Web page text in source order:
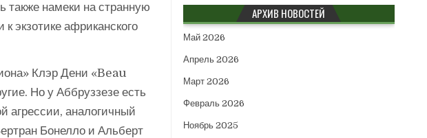
также намеки на странную
экзотике африканского
Клэр Дени «Beau
Но у Аббруззезе есть
агрессии, аналогичный
Бонелло и Альберт
АРХИВ НОВОСТЕЙ
Май 2026
Апрель 2026
Март 2026
Февраль 2026
Ноябрь 2025